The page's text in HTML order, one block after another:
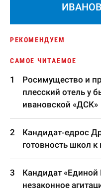
РЕКОМЕНДУЕМ
САМОЕ ЧИТАЕМОЕ
Росимущество и
плесский отель у
ивановской «ДСК»
Кандидат-едрос
готовность школ
Кандидат
незаконное